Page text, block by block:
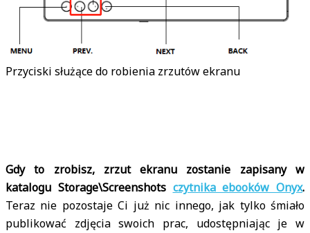
Przyciski służące do robienia zrzutów ekranu
Gdy to zrobisz, zrzut ekranu zostanie zapisany w
katalogu Storage\Screenshots czytnika ebooków Onyx.
Teraz nie pozostaje Ci już nic innego, jak tylko śmiało
publikować zdjęcia swoich prac, udostępniając je w